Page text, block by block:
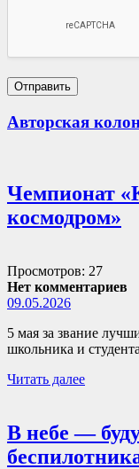
Авторская
Чемпионат
космодром»
Просмотров: 27
Нет комментариев
09.05.2026
5 мая за звание
школьника и
Читать далее
В небе —